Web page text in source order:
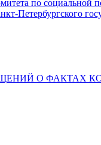
по социальной
Петербургского
О ФАКТАХ